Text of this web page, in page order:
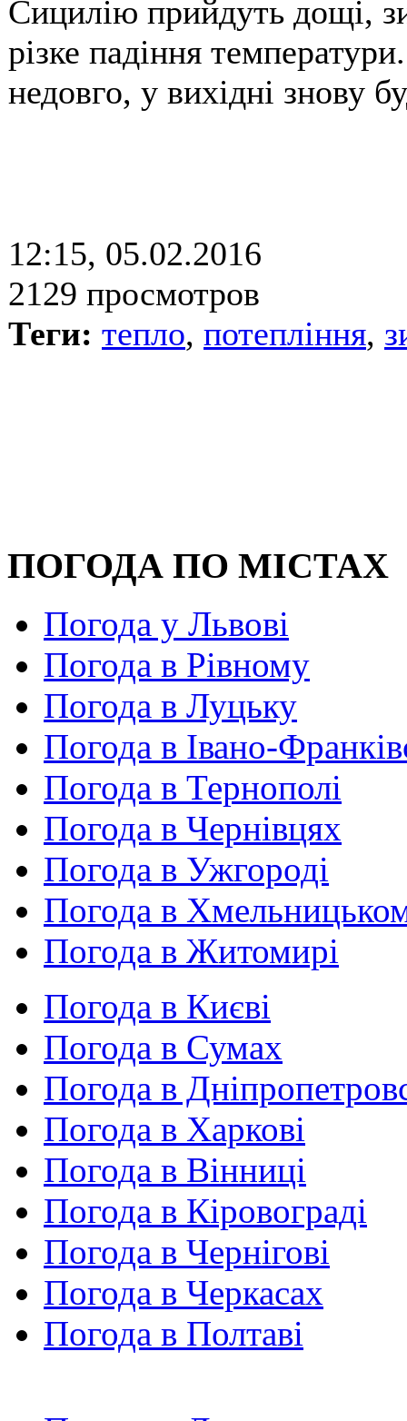
Сицилію прийдуть дощі,
різке падіння
недовго, у вихідні знову
12:15, 05.02.2016
2129 просмотров
Теги: тепло, потепління,
ПОГОДА ПО МІСТАХ
Погода у Львові
Погода в Рівному
Погода в Луцьку
Погода в Івано-
Погода в Тернополі
Погода в Чернівцях
Погода в Ужгороді
Погода в
Погода в Житомирі
Погода в Києві
Погода в Сумах
Погода в
Погода в Харкові
Погода в Вінниці
Погода в Кіровограді
Погода в Чернігові
Погода в Черкасах
Погода в Полтаві